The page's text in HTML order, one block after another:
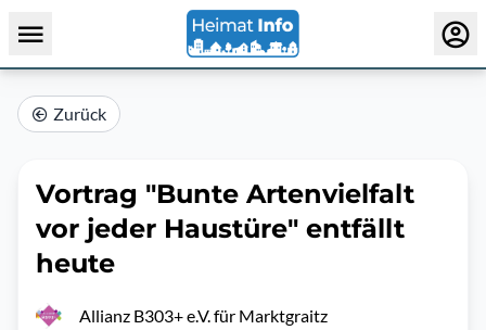
Zurück
Vortrag "Bunte Artenvielfalt
vor jeder Haustüre" entfällt
heute
Allianz B303+ e.V. für Marktgraitz